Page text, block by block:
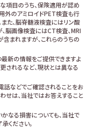
項目のうち、保険適用が認め
外のアミロイドPET検査も行
また、脳脊髄液検査にはリン酸
脳画像検査にはCT検査、MRI
まれますが、これらのうちの
新の情報をご提供できますよ
されるなど、現状とは異なる
などでご確認されることをお
せは、当社ではお答えすること
かなる損害についても、当社で
ください。